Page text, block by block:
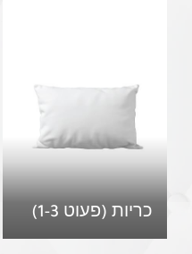
כריות (פעוט 1-3)